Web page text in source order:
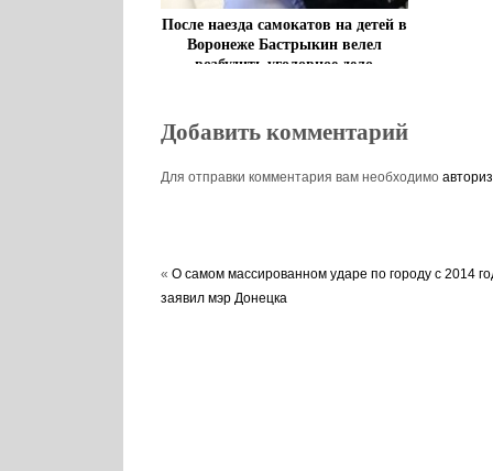
После наезда самокатов на детей в
Воронеже Бастрыкин велел
возбудить уголовное дело
Добавить комментарий
Для отправки комментария вам необходимо
« О самом массированном ударе по городу с 2014
заявил мэр Донецка